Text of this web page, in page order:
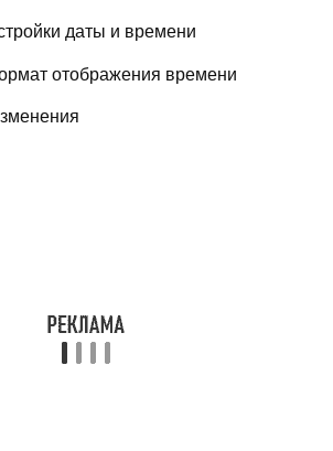
даты и времени
отображения времени